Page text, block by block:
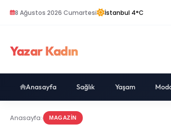
8 Ağustos 2026 Cumartesi İstanbul 4°C
Yazar Kadın
Anasayfa Sağlık Yaşam
Anasayfa MAGAZIN